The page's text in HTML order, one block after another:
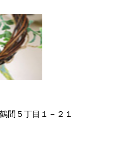
間５丁目１－２１